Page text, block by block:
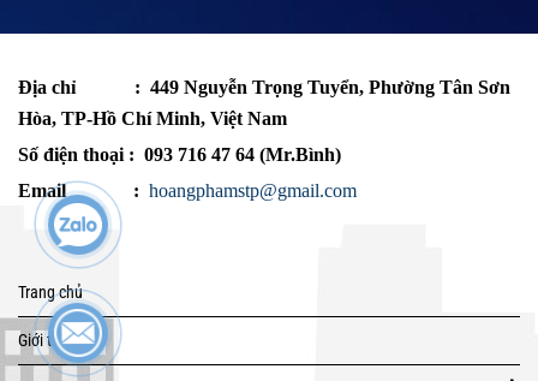
Địa chỉ
: 449 Nguyễn Trọng Tuyển, Phường Tân Sơn
Hòa, TP-Hồ Chí Minh, Việt Nam
Số điện thoại : 093 716 47 64 (Mr.Bình)
Email : hoangphamstp@gmail.com
Trang chủ
Giới thiệu